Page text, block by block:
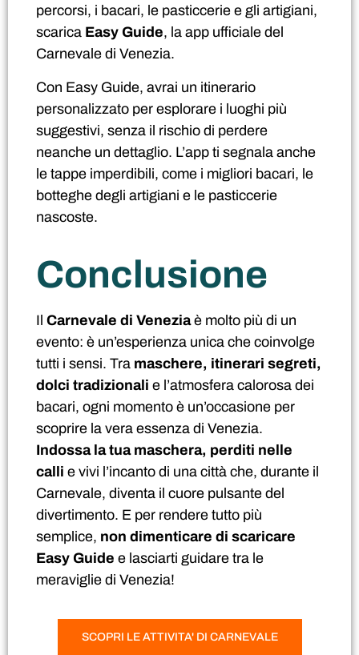
percorsi, i bacari, le pasticcerie e gli artigiani,
scarica Easy Guide, la app ufficiale del
Carnevale di Venezia.
Con Easy Guide, avrai un itinerario
personalizzato per esplorare i luoghi più
suggestivi, senza il rischio di perdere
neanche un dettaglio. L’app ti segnala anche
le tappe imperdibili, come i migliori bacari, le
botteghe degli artigiani e le pasticcerie
nascoste.
Conclusione
Il Carnevale di Veneziaè molto più di un
evento: è un’esperienza unica che coinvolge
tutti i sensi. Tra maschere, itinerari segreti,
dolci tradizionali e l’atmosfera calorosa dei
bacari, ogni momento è un’occasione per
scoprire la vera essenza di Venezia.
Indossa la tua maschera, perditi nelle
calli e vivi l’incanto di una città che, durante il
Carnevale, diventa il cuore pulsante del
divertimento. E per rendere tutto più
semplice, non dimenticare di scaricare
Easy Guide e lasciarti guidare tra le
meraviglie di Venezia!
SCOPRI LE ATTIVITA' DI CARNEVALE